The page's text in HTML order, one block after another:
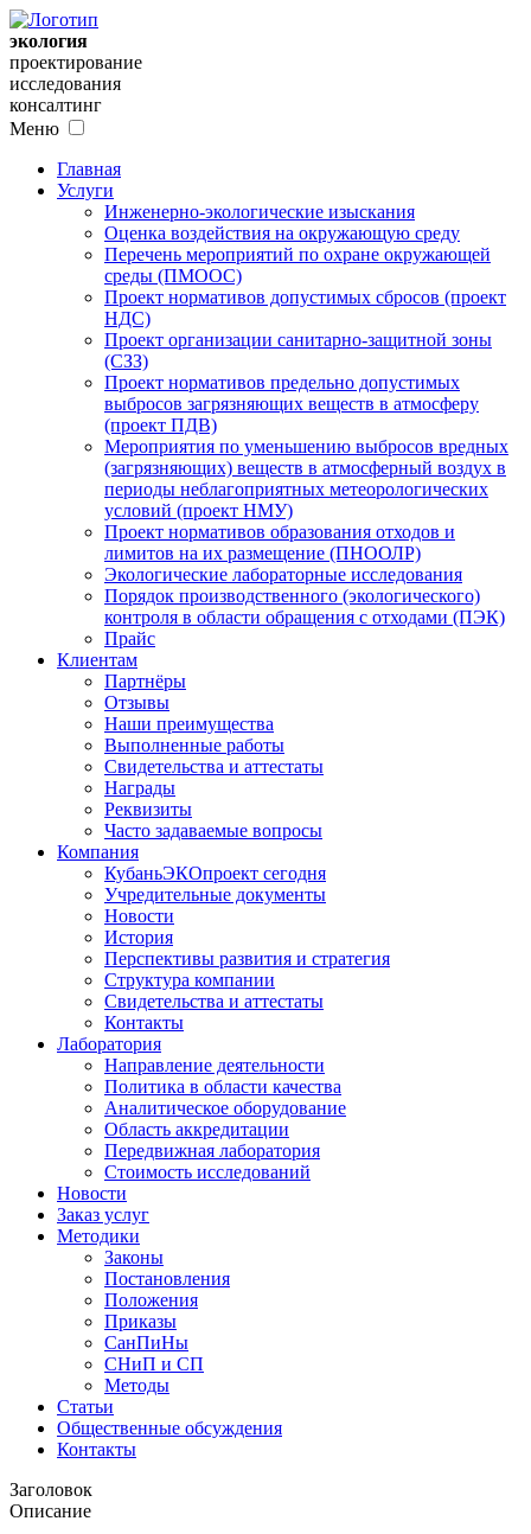
экология
проектирование
исследования
консалтинг
Меню
Главная
Услуги
Инженерно-экологические изыскания
Оценка воздействия на окружающую среду
Перечень мероприятий по охране окружающей
среды (ПМООС)
Проект нормативов допустимых сбросов (проект
НДС)
Проект организации санитарно-защитной зоны
(СЗЗ)
Проект нормативов предельно допустимых
выбросов загрязняющих веществ в атмосферу
(проект ПДВ)
Мероприятия по уменьшению выбросов вредных
(загрязняющих) веществ в атмосферный воздух в
периоды неблагоприятных метеорологических
условий (проект НМУ)
Проект нормативов образования отходов и
лимитов на их размещение (ПНООЛР)
Экологические лабораторные исследования
Порядок производственного (экологического)
контроля в области обращения с отходами (ПЭК)
Прайс
Клиентам
Партнёры
Отзывы
Наши преимущества
Выполненные работы
Свидетельства и аттестаты
Награды
Реквизиты
Часто задаваемые вопросы
Компания
КубаньЭКОпроект сегодня
Учредительные документы
Новости
История
Перспективы развития и стратегия
Структура компании
Свидетельства и аттестаты
Контакты
Лаборатория
Направление деятельности
Политика в области качества
Аналитическое оборудование
Область аккредитации
Передвижная лаборатория
Стоимость исследований
Новости
Заказ услуг
Методики
Законы
Постановления
Положения
Приказы
СанПиНы
СНиП и СП
Методы
Статьи
Общественные обсуждения
Контакты
Заголовок
Описание